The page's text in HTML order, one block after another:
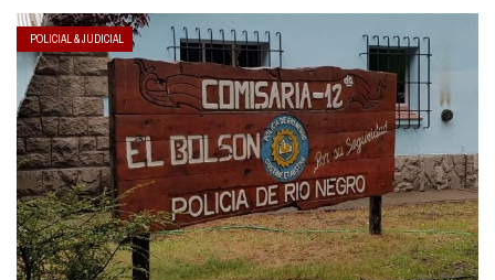
POLICIAL & JUDICIAL